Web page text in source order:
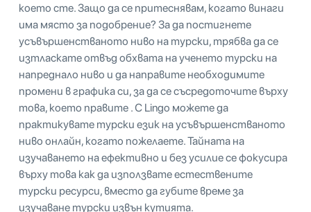
което сте. Защо да се притеснявам, когато винаги
има място за подобрение? За да постигнете
усъвършенстваното ниво на турски, трябва да се
изтласкате отвъд обхвата на ученето турски на
напреднало ниво и да направите необходимите
промени в графика си, за да се съсредоточите върху
това, което правите . С Lingo можете да
практикувате турски език на усъвършенстваното
ниво онлайн, когато пожелаете. Тайната на
изучаването на ефективно и без усилие се фокусира
върху това как да използвате естествените
турски ресурси, вместо да губите време за
изучаване турски извън кутията.